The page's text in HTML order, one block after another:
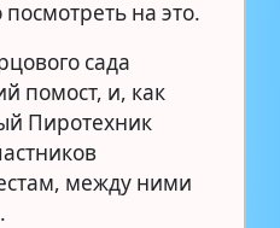
на это.
сада
помост, и, как
Пиротехник
между ними